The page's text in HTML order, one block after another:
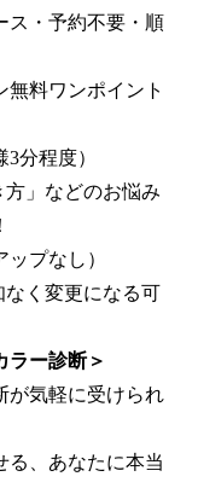
約不要・順
ワンポイント
度）
どのお悩み
なし）
更になる可
ラー診断＞
が気軽に受けられ
る、あなたに本当